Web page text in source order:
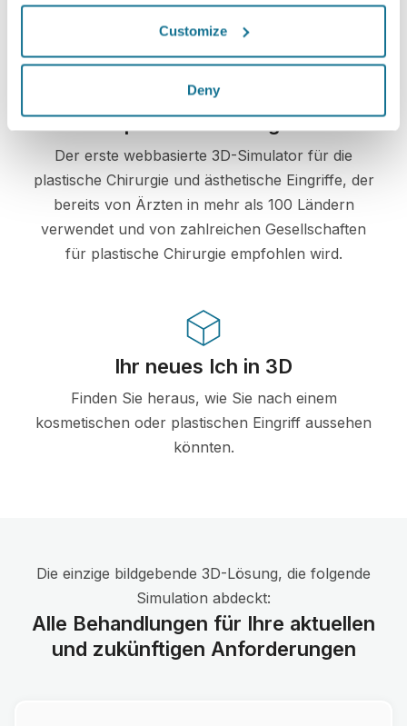
Customize
Deny
Daten garantiert werden.
Spitzentechnologie
Der erste webbasierte 3D-Simulator für die
plastische Chirurgie und ästhetische Eingriffe, der
bereits von Ärzten in mehr als 100 Ländern
verwendet und von zahlreichen Gesellschaften
für plastische Chirurgie empfohlen wird.
Ihr neues Ich in 3D
Finden Sie heraus, wie Sie nach einem
kosmetischen oder plastischen Eingriff aussehen
könnten.
Die einzige bildgebende 3D-Lösung, die folgende
Simulation abdeckt:
Alle Behandlungen für Ihre aktuellen
und zukünftigen Anforderungen